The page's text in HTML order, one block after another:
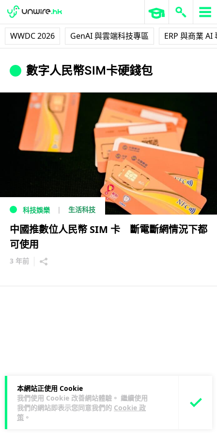
WWDC 2026 GenAI 與雲端科技專區 ERP 與商業 AI
本網站正使用 Cookie
我們使用 Cookie 改善網站體驗。 繼續使用
我們的網站即表示您同意我們的 Cookie 政
策 。
數字人民幣SIM卡硬錢包
科技娛樂 生活科技
中國推數位人民幣 SIM 卡 斷電斷網情況下都
可使用
3 年前